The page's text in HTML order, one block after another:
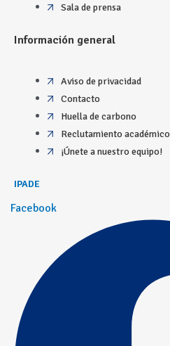
Sala de prensa
Información general
Aviso de privacidad
Contacto
Huella de carbono
Reclutamiento académico
¡Únete a nuestro equipo!
IPADE
Facebook